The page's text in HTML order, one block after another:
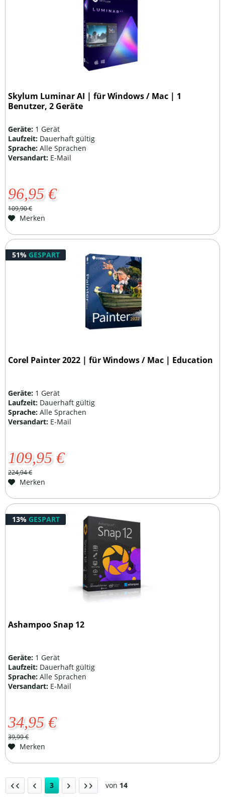
Skylum Luminar AI | für Windows / Mac | 1
Benutzer, 2 Geräte
Geräte: 1 Gerät
Laufzeit: Dauerhaft gültig
Sprache:Alle Sprachen
Versandart: E-Mail
96,95 €
109,90 €
Merken
51% GESPART
Corel Painter 2022 | für Windows / Mac | Education
Geräte: 1 Gerät
Laufzeit: Dauerhaft gültig
Sprache:Alle Sprachen
Versandart: E-Mail
109,95 €
224,94 €
Merken
13% GESPART
Ashampoo Snap 12
Geräte: 1 Gerät
Laufzeit: Dauerhaft gültig
Sprache:Alle Sprachen
Versandart: E-Mail
34,95 €
39,99 €
Merken
3 von 14